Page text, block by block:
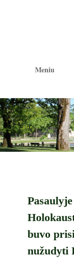
Meniu
buvo
nužudyti